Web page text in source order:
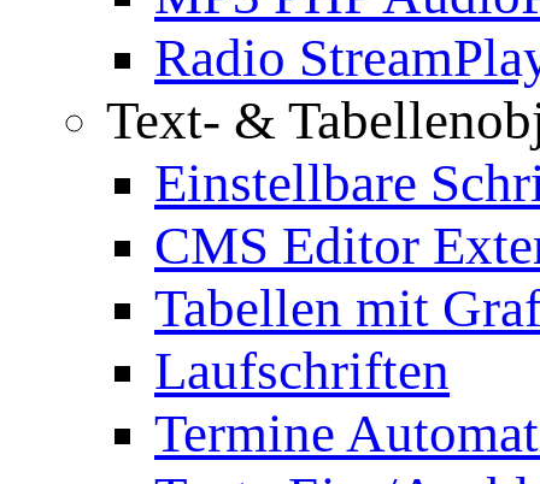
Radio
Text- &
Einstellbare
CMS Editor
Tabellen mit
Laufschriften
Termine